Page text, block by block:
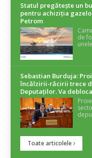
Statul pregătește un
pentru achiziția
Petrom
de
Sebastian Burduja:
încălzirii-răcirii trece
Deputaților. Va
Toate articolele